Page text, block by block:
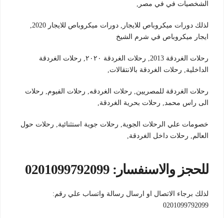
الشخصيات في في مصر,
لذلك دورات ميكروباص للايجار, دورات ميكروباص للايجار 2020,
ايجار ميكروباص في شرم الشيخ
رحلات الغردقة 2013, رحلات الغردقة ٢٠٢٠, رحلات الغردقة
الداخلية, رحلات الغردقة بالانتقالات,
رحلات الغردقة للمصريين, رحلات الغردقه, رحلات الفيوم, رحلات
الى راس محمد, رحلات بحرية الغردقة,
خصومات علي الرحلات الجوية, رحلات جوية استثنائية, رحلات حول
العالم, رحلات داخل الغردقة,
للحجز والاسنفسار: 0201099792099
لذلك برجاء الاتصال او ارسال رسالة واتساب علي رقم:
0201099792099